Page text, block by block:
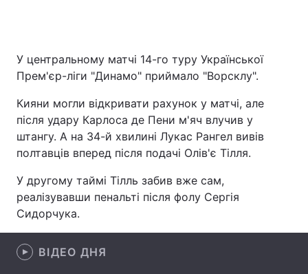
Головна Війна
Економіка Світ
Спорт Наука
Техно і зв'язок Лайт
Зброя
У центральному матчі 14-го туру Української
Прем'єр-ліги "Динамо" приймало "Ворсклу".
Кияни могли відкривати рахунок у матчі, але
після удару Карлоса де Пени м'яч влучив у
штангу. А на 34-й хвилині Лукас Рангел вивів
полтавців вперед після подачі Олів'є Тілля.
У другому таймі Тілль забив вже сам,
реалізувавши пенальті після фолу Сергія
Сидорчука.
ВІДЕО ДНЯ